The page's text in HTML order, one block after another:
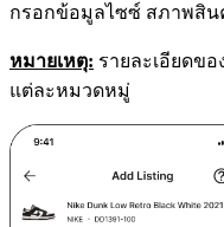
กรอกข้อมูลไซซ์ สภาพสิ
หมายเหตุ: รายละเอียดข
แต่ละหมวดหมู่